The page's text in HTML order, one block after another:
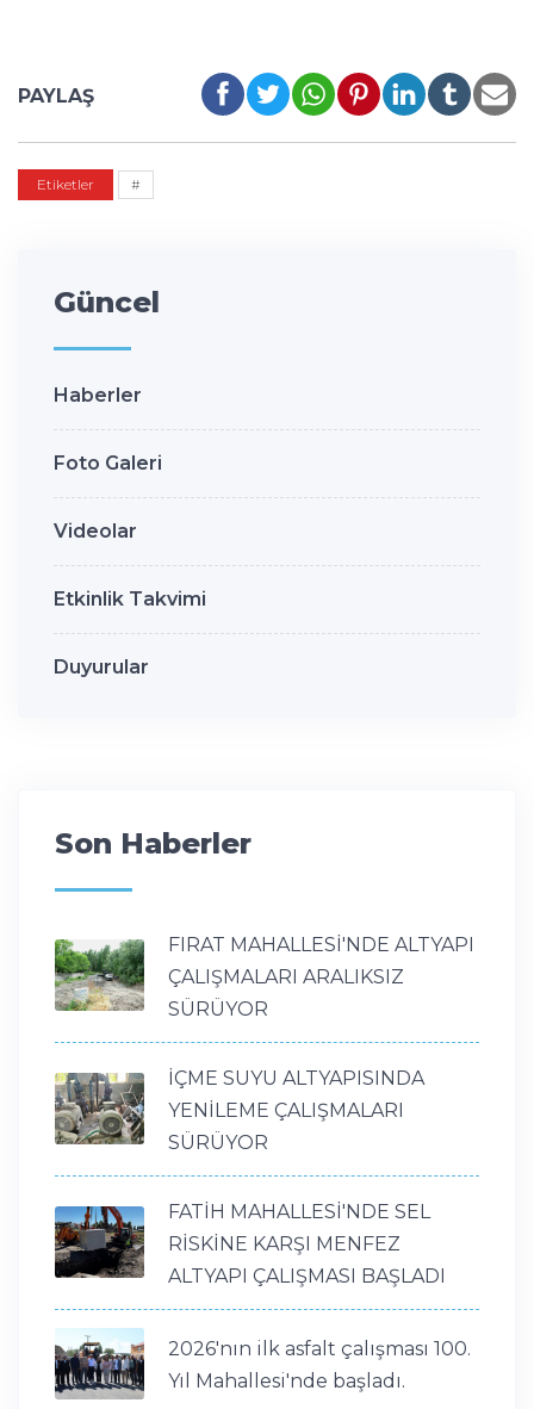
PAYLAŞ
Etiketler #
Güncel
Haberler
Foto Galeri
Videolar
Etkinlik Takvimi
Duyurular
Son Haberler
FIRAT MAHALLESİ'NDE ALTYAPI
ÇALIŞMALARI ARALIKSIZ
SÜRÜYOR
İÇME SUYU ALTYAPISINDA
YENİLEME ÇALIŞMALARI
SÜRÜYOR
FATİH MAHALLESİ'NDE SEL
RİSKİNE KARŞI MENFEZ
ALTYAPI ÇALIŞMASI BAŞLADI
2026'nın ilk asfalt çalışması 100.
Yıl Mahallesi'nde başladı.